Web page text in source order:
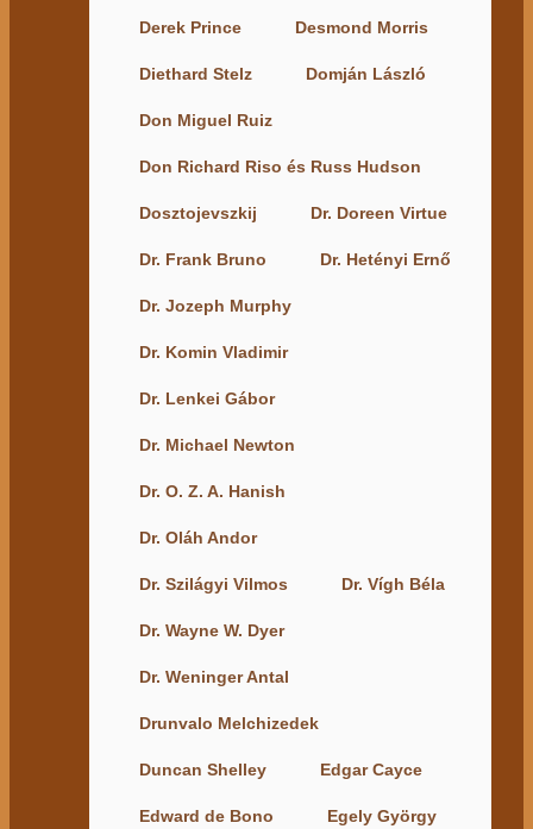
Derek Prince Desmond Morris
Diethard Stelz Domján László
Don Miguel Ruiz
Don Richard Riso és Russ Hudson
Dosztojevszkij Dr. Doreen Virtue
Dr. Frank Bruno Dr. Hetényi Ernő
Dr. Jozeph Murphy
Dr. Komin Vladimir
Dr. Lenkei Gábor
Dr. Michael Newton
Dr. O. Z. A. Hanish
Dr. Oláh Andor
Dr. Szilágyi Vilmos Dr. Vígh Béla
Dr. Wayne W. Dyer
Dr. Weninger Antal
Drunvalo Melchizedek
Duncan Shelley Edgar Cayce
Edward de Bono Egely György